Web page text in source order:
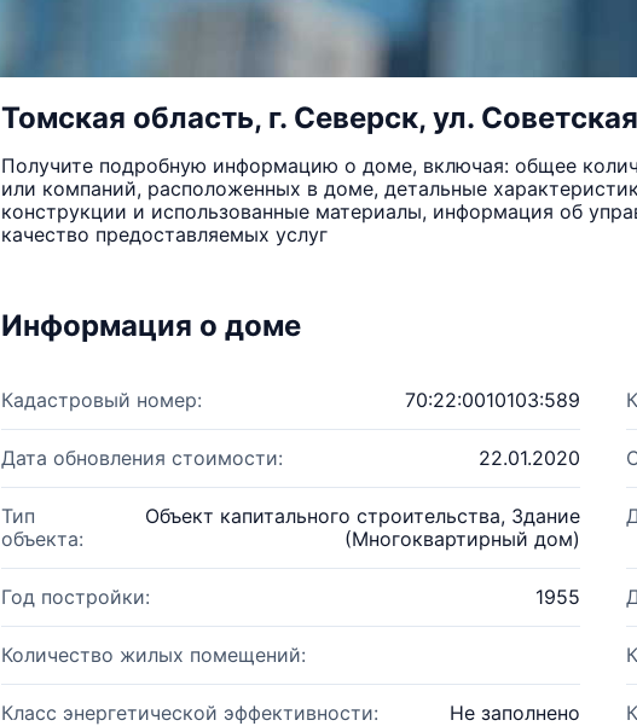
Томская область, г. Северск, ул.
Получите подробную информацию о доме, включая: общее
или компаний, расположенных в доме, детальные
конструкции и использованные материалы, информация об
качество предоставляемых услуг
Информация о доме
Кадастровый номер: 70:22:0010103:589
Дата обновления стоимости: 22.01.2020
Тип
объекта:
Объект капитального строительства, Здание
(Многоквартирный дом)
Год постройки: 1955
Количество жилых помещений:
Класс энергетической эффективности: Не заполнено